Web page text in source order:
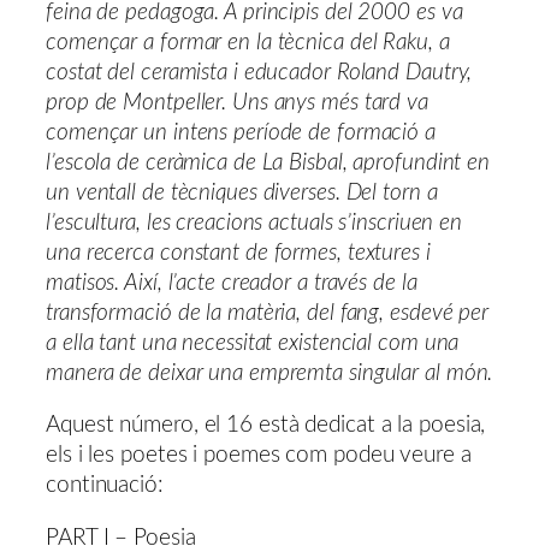
feina de pedagoga. A principis del 2000 es va
començar a formar en la tècnica del Raku, a
costat del ceramista i educador Roland Dautry,
prop de Montpeller. Uns anys més tard va
començar un intens període de formació a
l’escola de ceràmica de La Bisbal, aprofundint en
un ventall de tècniques diverses. Del torn a
l’escultura, les creacions actuals s’inscriuen en
una recerca constant de formes, textures i
matisos. Així, l’acte creador a través de la
transformació de la matèria, del fang, esdevé per
a ella tant una necessitat existencial com una
manera de deixar una empremta singular al món.
Aquest número, el 16 està dedicat a la poesia,
els i les poetes i poemes com podeu veure a
continuació:
PART I – Poesia